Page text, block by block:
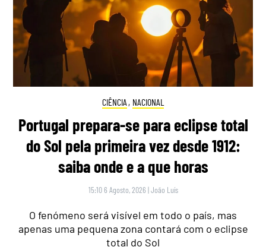
CIÊNCIA , NACIONAL
Portugal prepara-se para eclipse total
do Sol pela primeira vez desde 1912:
saiba onde e a que horas
15:10 6 Agosto, 2026 |João Luís
O fenómeno será visível em todo o país, mas
apenas uma pequena zona contará com o eclipse
total do Sol